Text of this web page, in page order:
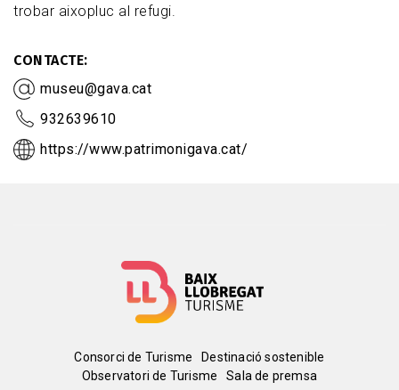
trobar aixopluc al refugi.
CONTACTE
museu@gava.cat
932639610
https://www.patrimonigava.cat/
MenúConsorci de Turisme
Destinació sostenible
Observatori de Turisme
Sala de premsa